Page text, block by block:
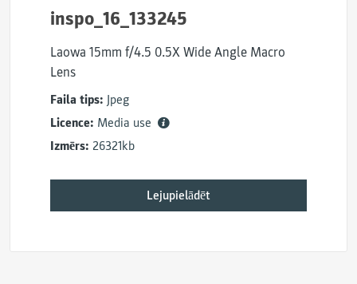
inspo_16_133245
Laowa 15mm f/4.5 0.5X Wide Angle Macro
Lens
Faila tips: Jpeg
Licence: Media use
Izmērs: 26321kb
Lejupielādēt